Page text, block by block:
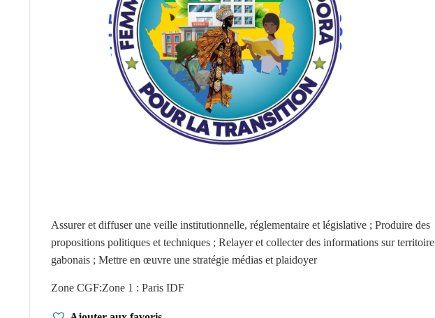
Assurer et diffuser une veille institutionnelle, réglementaire et législative ; Produire des
propositions politiques et techniques ; Relayer et collecter des informations sur territoire
gabonais ; Mettre en œuvre une stratégie médias et plaidoyer
Zone CGF:Zone 1 : Paris IDF